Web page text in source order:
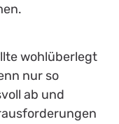
wohlüberlegt
nur so
ab und